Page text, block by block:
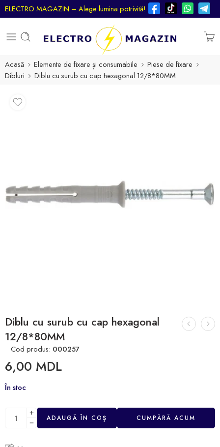
ELECTRO MAGAZIN – Alege lumina potrivită!
Acasă Elemente de fixare și consumabile
Piese de fixare
Dibluri
Diblu cu surub cu cap hexagonal 12/8*80MM
Diblu cu surub cu cap hexagonal
12/8*80MM
Cod produs: 000257
6,00 MDL
În stoc
ADAUGĂ ÎN COȘ CUMPĂRĂ ACUM